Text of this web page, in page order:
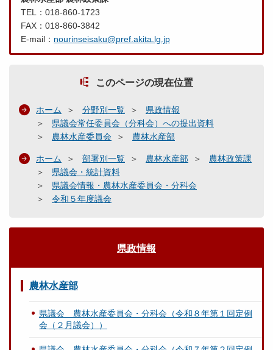
TEL：018-860-1723
FAX：018-860-3842
E-mail： nourinseisaku@pref.akita.lg.jp
このページの現在位置
ホーム 分野別一覧
県政情報
県議会常任委員会（分科会）への提出資料
農林水産委員会
農林水産部
ホーム 部署別一覧 農林水産部
農林政策課
県議会・統計資料
県議会情報・農林水産委員会・分科会
令和５年度議会
県政情報
農林水産部
県議会 農林水産委員会・分科会（令和８年第１回定例
会（２月議会））